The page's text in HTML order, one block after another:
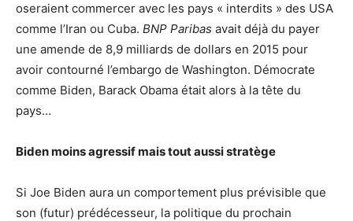
oseraient commercer avec les pays « interdits » des USA
comme l’Iran ou Cuba. BNP Paribas avait déjà du payer
une amende de 8,9 milliards de dollars en 2015 pour
avoir contourné l’embargo de Washington. Démocrate
comme Biden, Barack Obama était alors à la tête du
pays…
Biden moins agressif mais tout aussi stratège
Si Joe Biden aura un comportement plus prévisible que
son (futur) prédécesseur, la politique du prochain